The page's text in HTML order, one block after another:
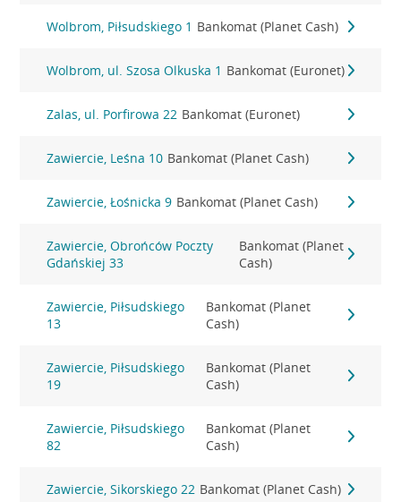
Wolbrom, Piłsudskiego 1 Bankomat (Planet Cash)
Wolbrom, ul. Szosa Olkuska 1 Bankomat (Euronet)
Zalas, ul. Porfirowa 22 Bankomat (Euronet)
Zawiercie, Leśna 10 Bankomat (Planet Cash)
Zawiercie, Łośnicka 9 Bankomat (Planet Cash)
Zawiercie, Obrońców Poczty
Gdańskiej 33
Bankomat (Planet
Cash)
Zawiercie, Piłsudskiego
13
Bankomat (Planet
Cash)
Zawiercie, Piłsudskiego
19
Bankomat (Planet
Cash)
Zawiercie, Piłsudskiego
82
Bankomat (Planet
Cash)
Zawiercie, Sikorskiego 22 Bankomat (Planet Cash)